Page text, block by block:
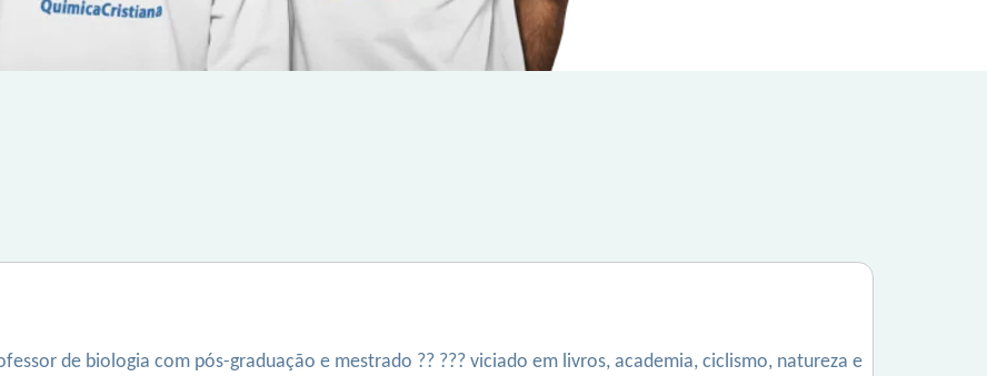
de biologia com pós-graduação e mestrado ?? ??? viciado em livros, academia, ciclismo, natureza e